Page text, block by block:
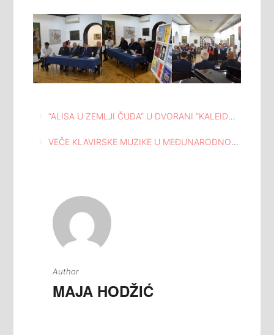
Navigacija
članaka
“ALISA U ZEMLJI ČUDA” U DVORANI “KALEIDOSKOP”
VEČE KLAVIRSKE MUZIKE U MEĐUNARODNOJ GALERIJI PORTRETA TUZLA
Author
MAJA HODŽIĆ